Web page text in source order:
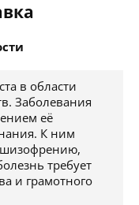
в области
Заболевания
её
К ним
шизофрению,
требует
и грамотного